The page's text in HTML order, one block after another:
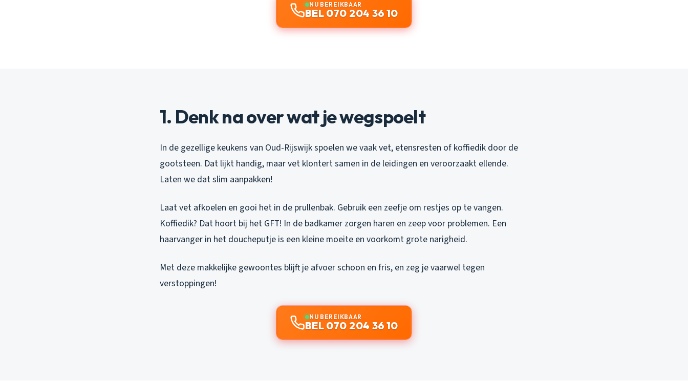
NU BEREIKBAAR
BEL 070 204 36 10
1. Denk na over wat je wegspoelt
In de gezellige keukens van Oud-Rijswijk spoelen we vaak vet, etensresten of koffiedik door de
gootsteen. Dat lijkt handig, maar vet klontert samen in de leidingen en veroorzaakt ellende.
Laten we dat slim aanpakken!
Laat vet afkoelen en gooi het in de prullenbak. Gebruik een zeefje om restjes op te vangen.
Koffiedik? Dat hoort bij het GFT! In de badkamer zorgen haren en zeep voor problemen. Een
haarvanger in het doucheputje is een kleine moeite en voorkomt grote narigheid.
Met deze makkelijke gewoontes blijft je afvoer schoon en fris, en zeg je vaarwel tegen
verstoppingen!
NU BEREIKBAAR
BEL 070 204 36 10